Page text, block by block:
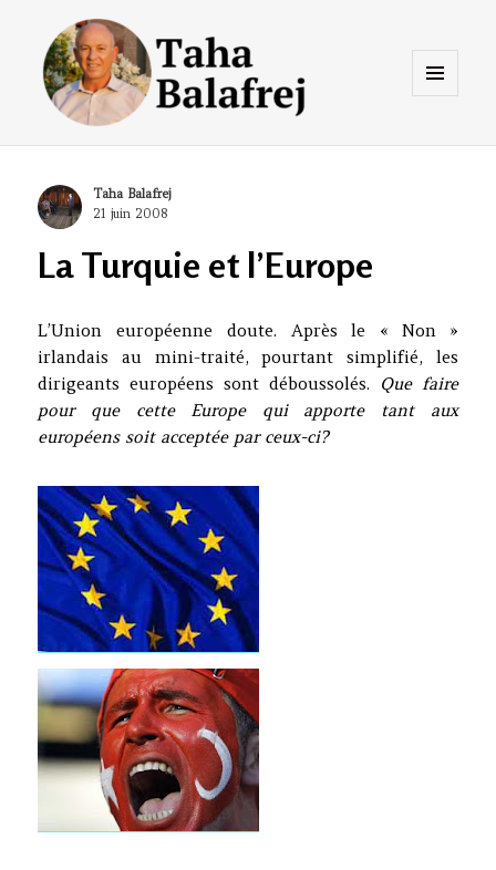
Taha Balafrej Blog
Author
Taha Balafrej
Posted
21 juin 2008
La Turquie et l’Europe
L’Union européenne doute. Après le « Non »
irlandais au mini-traité, pourtant simplifié, les
dirigeants européens sont déboussolés.
Que faire
pour que cette Europe qui apporte tant aux
européens soit acceptée par ceux-ci?